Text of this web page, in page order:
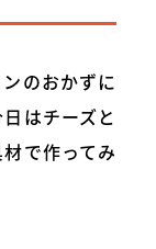
のおかずに
はチーズと
で作ってみ